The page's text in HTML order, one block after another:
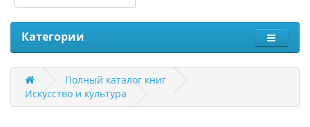
Категории
Полный каталог книг
Искусство и культура